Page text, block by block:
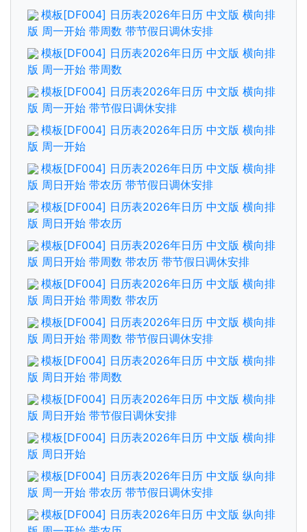
模板[DF004] 日历表2026年日历 中文版 横向排
版 周一开始 带周数 带节假日调休安排
模板[DF004] 日历表2026年日历 中文版 横向排
版 周一开始 带周数
模板[DF004] 日历表2026年日历 中文版 横向排
版 周一开始 带节假日调休安排
模板[DF004] 日历表2026年日历 中文版 横向排
版 周一开始
模板[DF004] 日历表2026年日历 中文版 横向排
版 周日开始 带农历 带节假日调休安排
模板[DF004] 日历表2026年日历 中文版 横向排
版 周日开始 带农历
模板[DF004] 日历表2026年日历 中文版 横向排
版 周日开始 带周数 带农历 带节假日调休安排
模板[DF004] 日历表2026年日历 中文版 横向排
版 周日开始 带周数 带农历
模板[DF004] 日历表2026年日历 中文版 横向排
版 周日开始 带周数 带节假日调休安排
模板[DF004] 日历表2026年日历 中文版 横向排
版 周日开始 带周数
模板[DF004] 日历表2026年日历 中文版 横向排
版 周日开始 带节假日调休安排
模板[DF004] 日历表2026年日历 中文版 横向排
版 周日开始
模板[DF004] 日历表2026年日历 中文版 纵向排
版 周一开始 带农历 带节假日调休安排
模板[DF004] 日历表2026年日历 中文版 纵向排